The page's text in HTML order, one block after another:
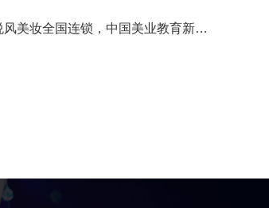
风美妆全国连锁，中国美业教育新一